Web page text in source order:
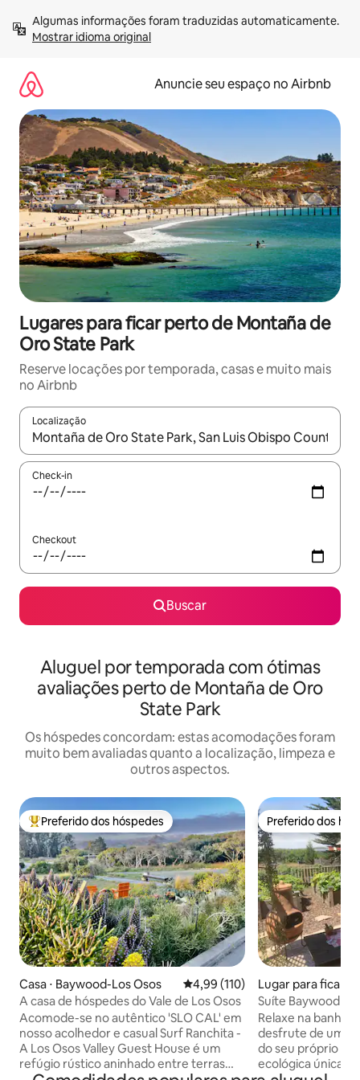
para
Mostrar idioma original
Anuncie seu espaço no Airbnb
Lugares para ficar perto de Montaña de
Oro State Park
Reserve locações por temporada, casas e muito mais
no Airbnb
Localização
Quando os resultados estiverem disponíveis, explore-os
Check-in
Checkout
Buscar
Aluguel por temporada com ótimas
avaliações perto de Montaña de Oro
State Park
Os hóspedes concordam: estas acomodações foram
muito bem avaliadas quanto a localização, limpeza e
outros aspectos.
Entre os melhores preferidos dos hóspedes
Preferido dos hóspedes
Casa ⋅ Baywood-Los Osos 4,99 de uma avaliação média de
4,99 (110)
A casa de hóspedes do Vale de Los Osos
Acomode-se no autêntico 'SLO CAL' em
nosso acolhedor e casual Surf Ranchita -
A Los Osos Valley Guest House é um
refúgio rústico aninhado entre terras
Preferido dos
Preferido dos
Lugar para ficar ⋅
Park
Suíte Baywood
Relaxe na
desfrute de uma
do seu próprio
ecológica única. O piso inferior privativo